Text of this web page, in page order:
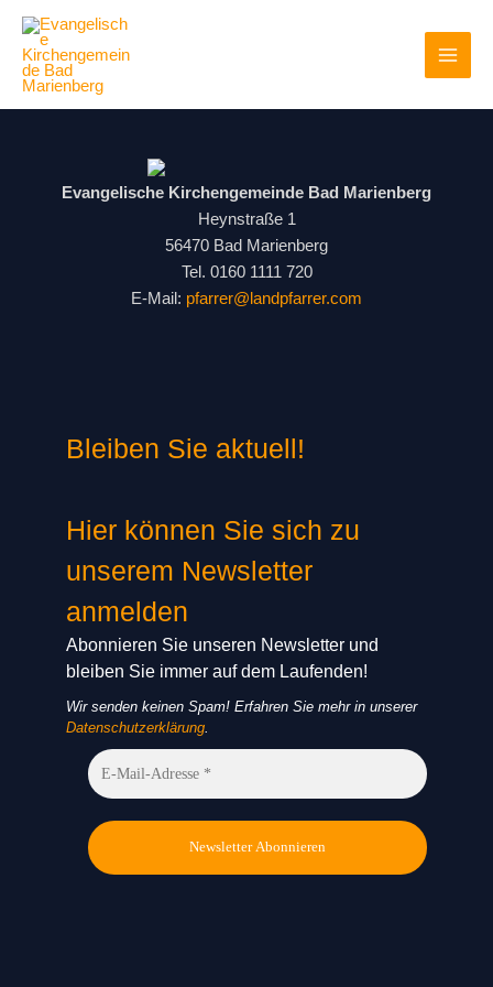
Inhalt
springen
Evangelische Kirchengemeinde Bad Marienberg
Heynstraße 1
56470 Bad Marienberg
Tel. 0160 1111 720
E-Mail: pfarrer@landpfarrer.com
Bleiben Sie aktuell!
Hier können Sie sich zu
unserem Newsletter
anmelden
Abonnieren Sie unseren Newsletter und
bleiben Sie immer auf dem Laufenden!
Wir senden keinen Spam! Erfahren Sie mehr in unserer
Datenschutzerklärung